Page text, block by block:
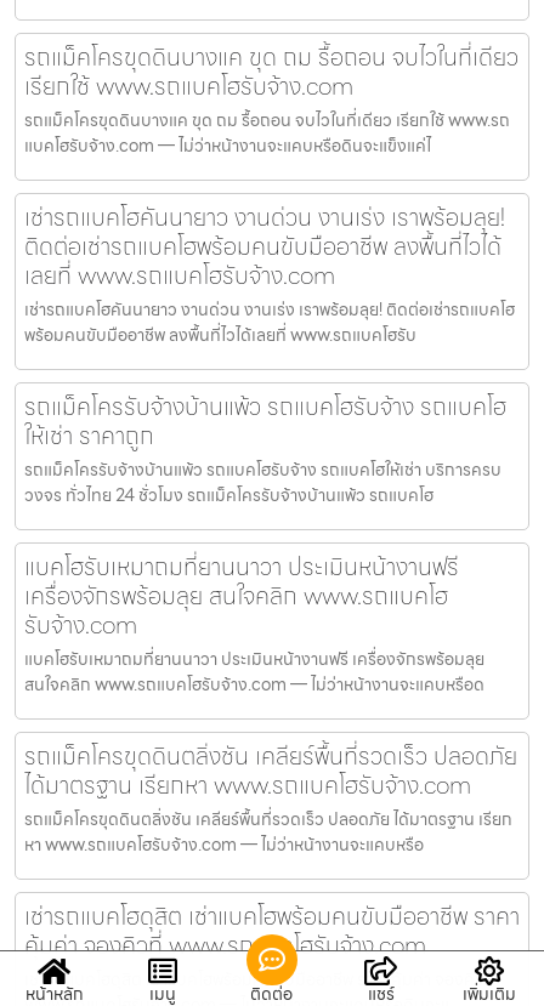
รถแม็คโครขุดดินบางแค ขุด ถม รื้อถอน จบไวในที่เดียว
เรียกใช้ www.รถแบคโฮรับจ้าง.com
รถแม็คโครขุดดินบางแค ขุด ถม รื้อถอน จบไวในที่เดียว เรียกใช้ www.รถ
แบคโฮรับจ้าง.com — ไม่ว่าหน้างานจะแคบหรือดินจะแข็งแค่ไ
เช่ารถแบคโฮคันนายาว งานด่วน งานเร่ง เราพร้อมลุย!
ติดต่อเช่ารถแบคโฮพร้อมคนขับมืออาชีพ ลงพื้นที่ไวได้
เลยที่ www.รถแบคโฮรับจ้าง.com
เช่ารถแบคโฮคันนายาว งานด่วน งานเร่ง เราพร้อมลุย! ติดต่อเช่ารถแบคโฮ
พร้อมคนขับมืออาชีพ ลงพื้นที่ไวได้เลยที่ www.รถแบคโฮรับ
รถแม็คโครรับจ้างบ้านแพ้ว รถแบคโฮรับจ้าง รถแบคโฮ
ให้เช่า ราคาถูก
รถแม็คโครรับจ้างบ้านแพ้ว รถแบคโฮรับจ้าง รถแบคโฮให้เช่า บริการครบ
วงจร ทั่วไทย 24 ชั่วโมง รถแม็คโครรับจ้างบ้านแพ้ว รถแบคโฮ
แบคโฮรับเหมาถมที่ยานนาวา ประเมินหน้างานฟรี
เครื่องจักรพร้อมลุย สนใจคลิก www.รถแบคโฮ
รับจ้าง.com
แบคโฮรับเหมาถมที่ยานนาวา ประเมินหน้างานฟรี เครื่องจักรพร้อมลุย
สนใจคลิก www.รถแบคโฮรับจ้าง.com — ไม่ว่าหน้างานจะแคบหรือด
รถแม็คโครขุดดินตลิ่งชัน เคลียร์พื้นที่รวดเร็ว ปลอดภัย
ได้มาตรฐาน เรียกหา www.รถแบคโฮรับจ้าง.com
รถแม็คโครขุดดินตลิ่งชัน เคลียร์พื้นที่รวดเร็ว ปลอดภัย ได้มาตรฐาน เรียก
หา www.รถแบคโฮรับจ้าง.com — ไม่ว่าหน้างานจะแคบหรือ
เช่ารถแบคโฮดุสิต เช่าแบคโฮพร้อมคนขับมืออาชีพ ราคา
คุ้มค่า จองคิวที่ www.รถแบคโฮรับจ้าง.com
เช่ารถแบคโฮดุสิต เช่าแบคโฮพร้อมคนขับมืออาชีพ ราคาคุ้มค่า จองคิวที่
หน้าหลัก เมนู ติดต่อ แชร์ เพิ่มเติม